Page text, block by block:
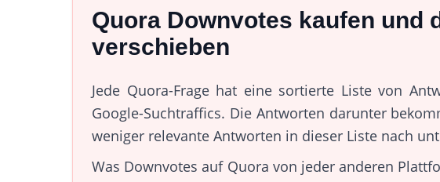
Quora Downvotes kaufen und
verschieben
Jede Quora-Frage hat eine sortierte Liste von
Google-Suchtraffics. Die Antworten darunter
weniger relevante Antworten in dieser Liste nach
Was Downvotes auf Quora von jeder anderen